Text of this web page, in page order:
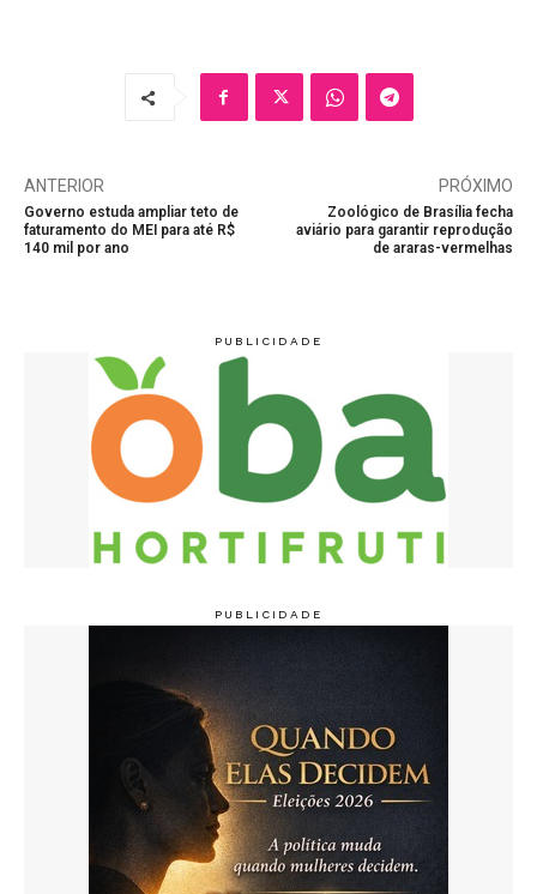
ANTERIOR
Governo estuda ampliar teto de
faturamento do MEI para até R$
140 mil por ano
PRÓXIMO
Zoológico de Brasília fecha
aviário para garantir reprodução
de araras-vermelhas